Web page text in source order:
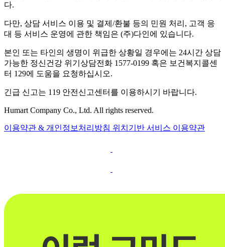
다.
다만, 상담 서비스 이용 및 결제/환불 등의 민원 처리, 고객 응
대 등 서비스 운영에 관한 책임은 (주)다인에 있습니다.
본인 또는 타인의 생명이 위급한 상황일 경우에는 24시간 상담
가능한 정신건강 위기상담전화 1577-0199 혹은 보건복지콜센
터 129에 도움을 요청하십시오.
긴급 신고는 119 안전신고센터를 이용하시기 바랍니다.
Humart Company Co., Ltd. All rights reserved.
이용약관 & 개인정보처리방침 위치기반 서비스 이용약관